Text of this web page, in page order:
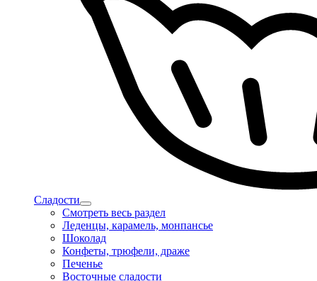
Сладости
Смотреть весь раздел
Леденцы, карамель, монпансье
Шоколад
Конфеты, трюфели, драже
Печенье
Восточные сладости